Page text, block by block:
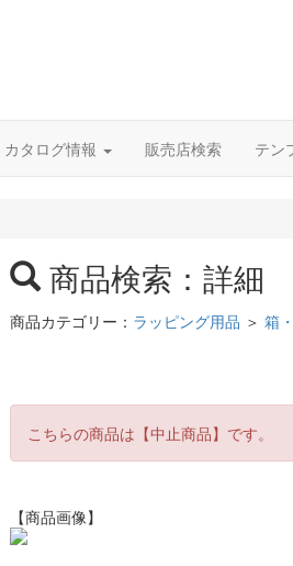
カタログ情報 販売店検索 テン
商品検索：詳細
商品カテゴリー： ラッピング用品 ＞ 箱
こちらの商品は【中止商品】です。
【商品画像】